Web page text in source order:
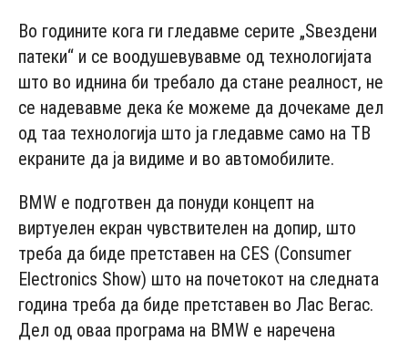
Во годините кога ги гледавме серите „Ѕвездени
патеки“ и се воодушевувавме од технологијата
што во иднина би требало да стане реалност, не
се надевавме дека ќе можеме да дочекаме дел
од таа технологија што ја гледавме само на ТВ
екраните да ја видиме и во автомобилите.
BMW е подготвен да понуди концепт на
виртуелен екран чувствителен на допир, што
треба да биде претставен на CES (Consumer
Electronics Show) што на почетокот на следната
година треба да биде претставен во Лас Вегас.
Дел од оваа програма на BMW е наречена